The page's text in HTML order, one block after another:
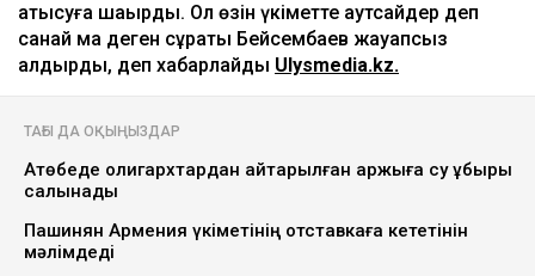
қатысуға шақырды. Ол өзін үкіметте аутсайдер деп
санай ма деген сұрақты Бейсембаев жауапсыз
қалдырды, деп хабарлайды Ulysmedia.kz.
ТАҒЫ ДА ОҚЫҢЫЗДАР
Ақтөбеде олигархтардан қайтарылған қаржыға су құбыры
салынады
Пашинян Армения үкіметінің отставкаға кететінін
мәлімдеді